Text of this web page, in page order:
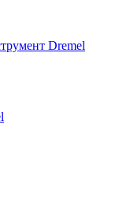
Dremel